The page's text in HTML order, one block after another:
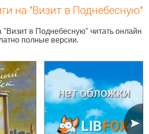
на "Визит в Поднебесную"
"Визит в Поднебесную" читать онлайн
полные версии.